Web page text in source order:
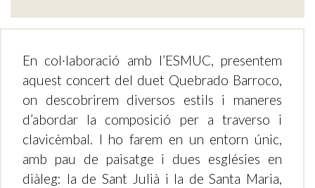
En col·laboració amb l’ESMUC, presentem
aquest concert del duet Quebrado Barroco,
on descobrirem diversos estils i maneres
d’abordar la composició per a traverso i
clavicèmbal. I ho farem en un entorn únic,
amb pau de paisatge i dues esglésies en
diàleg: la de Sant Julià i la de Santa Maria,